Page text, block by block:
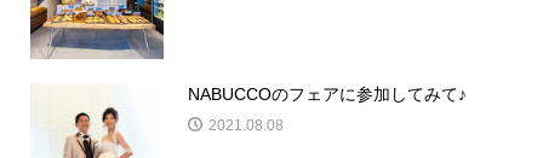
NABUCCOのフェアに参加してみて♪
2021.08.08